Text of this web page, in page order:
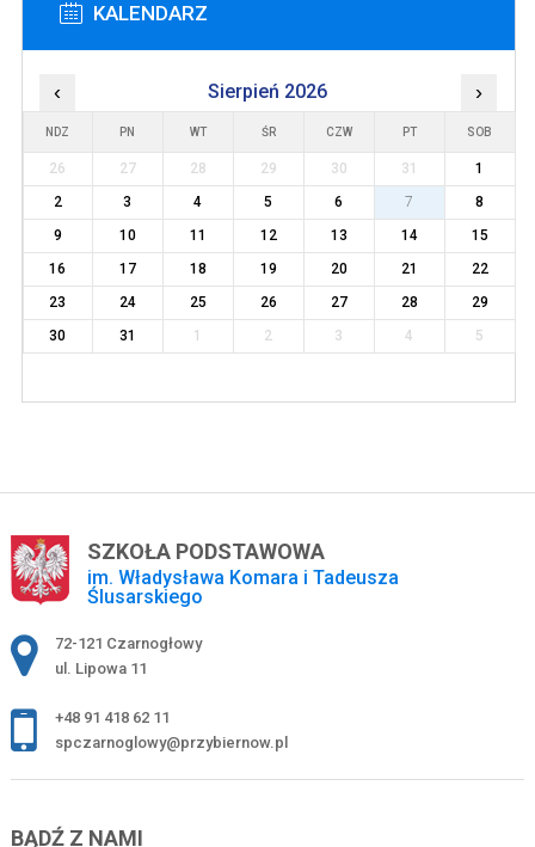
KALENDARZ
‹ Sierpień 2026 ›
NDZ PN WT ŚR CZW PT SOB
26 27 28 29 30 31
1
2
3 4 5 6 7
8
9
10 11 12 13 14
15
16
17 18 19 20 21
22
23
24 25 26 27 28
29
30
31 1 2 3 4 5
SZKOŁA PODSTAWOWA
im. Władysława Komara i Tadeusza
Ślusarskiego
Adres pocztowy:
72-121 Czarnogłowy
ul. Lipowa 11
+48 91 418 62 11
spczarnoglowy@przybiernow.pl
BĄDŹ Z NAMI